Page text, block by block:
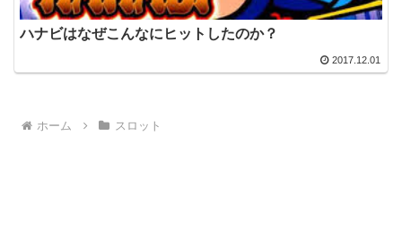
ハナビはなぜこんなにヒットしたのか？
2017.12.01
ホーム スロット